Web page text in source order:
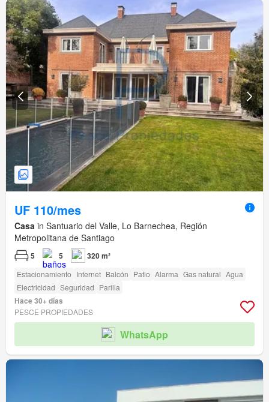
UF 110/mes
Casa in Santuario del Valle, Lo Barnechea, Región
Metropolitana de Santiago
5 5 320 m²
Estacionamiento Internet Balcón Patio Alarma Gas natural Agua
Electricidad Seguridad Parilla
Hace 30+ días
PESCE PROPIEDADES
WhatsApp